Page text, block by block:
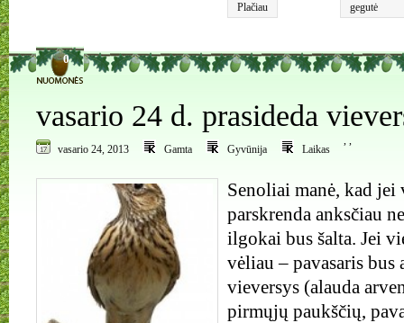
Plačiau gegutė
0
vasario 24 d. prasideda
vasario 24, 2013 Gamta
,
Gyvūnija
,
Laikas
Senoliai manė, kad jei
parskrenda anksčiau
ilgokai bus šalta. Jei
vėliau – pavasaris
vieversys (alauda
pirmųjų paukščių,